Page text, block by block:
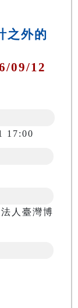
之外的
09/12
17:00
人臺灣博